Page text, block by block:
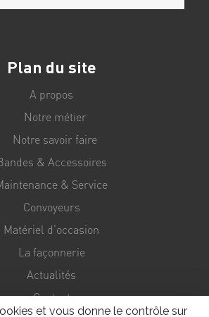
Plan du site
A propos
Notre métier
Notre savoir faire
& Accessoires
& Service
Convoyeurs
Matériel d’occasion
La façonnerie
Actualités
Contact
et vous donne le contrôle sur